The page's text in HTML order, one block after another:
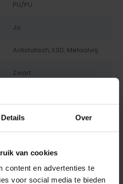
Details Over
van cookies
content en advertenties te
voor social media te bieden
PU/PU
Ja
Antistatisch, ESD, Metaalvrij
Zwart
beoordeling(en)